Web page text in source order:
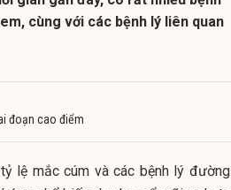
cùng với các bệnh lý liên quan
đoạn cao điểm
lệ mắc cúm và các bệnh lý